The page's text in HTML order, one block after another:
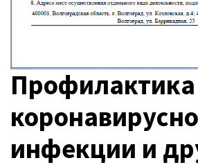
инфекции и